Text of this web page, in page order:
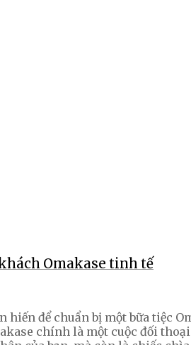
Omakase tinh tế
hiến để chuẩn bị một bữa tiệc
chính là một cuộc đối